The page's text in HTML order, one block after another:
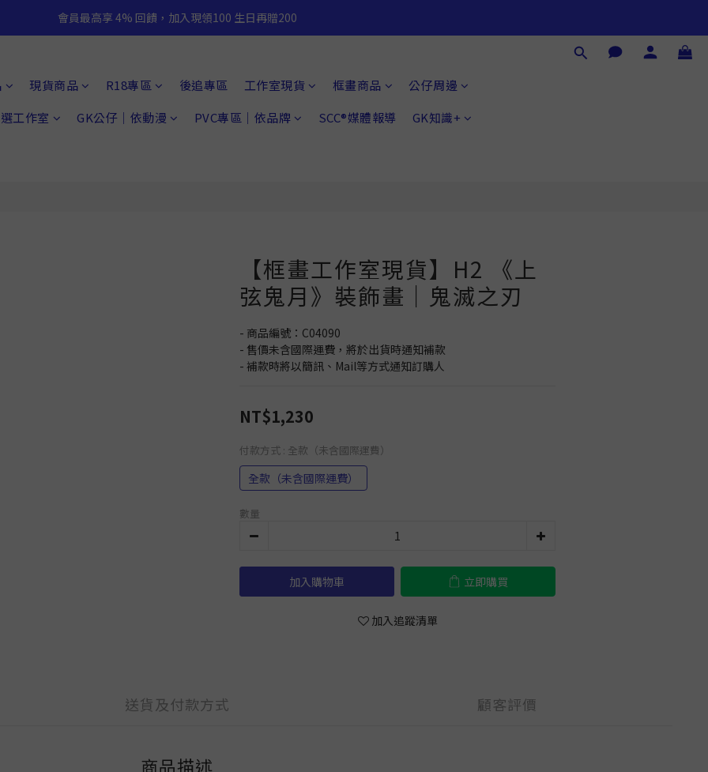
會員最高享 4% 回饋，加入現領100 生日再贈200
現貨商品 R18專區 後追專區 工作室現貨 框畫商品
公仔周邊
工作室
GK公仔｜依動漫 PVC專區｜依品牌 SCC®媒體報導 GK知識+
【框畫工作室現貨】H2 《上
弦鬼月》裝飾畫｜鬼滅之刃
- 商品編號：C04090
- 售價未含國際運費，將於出貨時通知補款
- 補款時將以簡訊、Mail等方式通知訂購人
NT$1,230
付款方式 : 全款（未含國際運費）
全款（未含國際運費）
數量
加入購物車 立即購買
加入追蹤清單
送貨及付款方式 顧客評價
商品描述
立即購買